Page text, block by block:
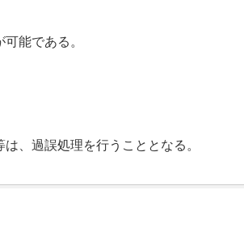
能である。
、過誤処理を行うこととなる。